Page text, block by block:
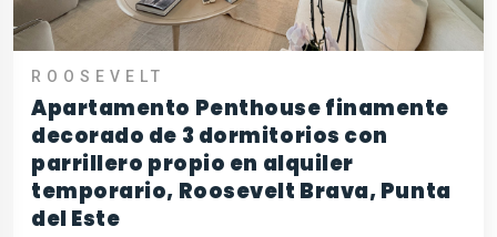
ROOSEVELT
Apartamento Penthouse finamente
decorado de 3 dormitorios con
parrillero propio en alquiler
temporario, Roosevelt Brava, Punta
del Este